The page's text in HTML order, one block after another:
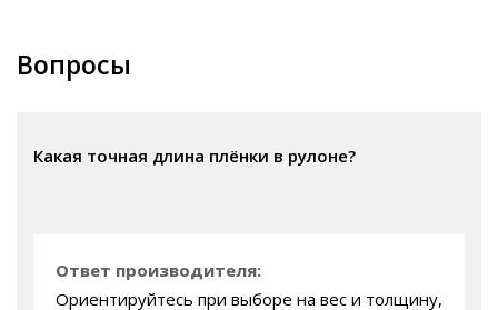
Вопросы
Какая точная длина плёнки в рулоне?
Ответ производителя:
Ориентируйтесь при выборе на вес и толщину,